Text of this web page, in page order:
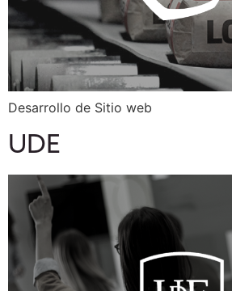
Desarrollo de Sitio web
UDE